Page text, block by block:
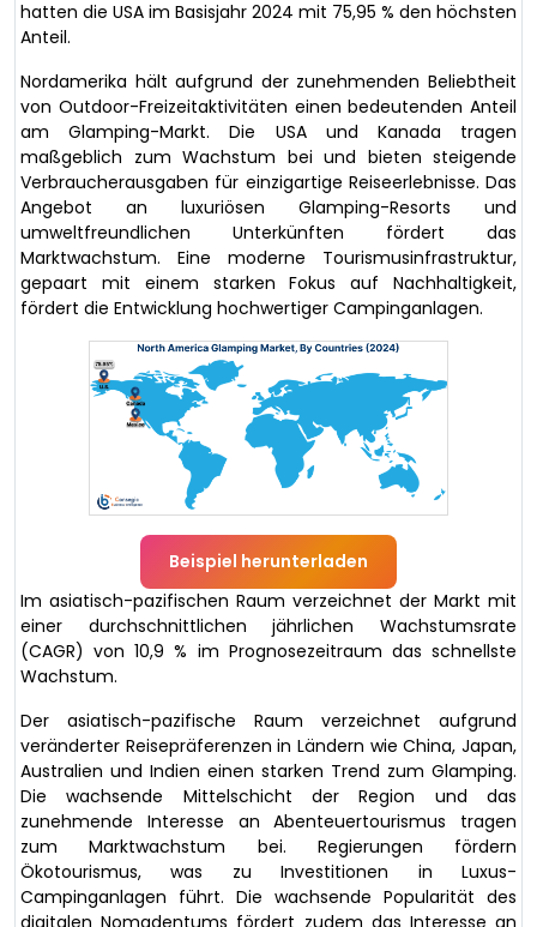
hatten die USA im Basisjahr 2024 mit 75,95 % den höchsten
Anteil.
Nordamerika hält aufgrund der zunehmenden Beliebtheit
von Outdoor-Freizeitaktivitäten einen bedeutenden Anteil
am Glamping-Markt. Die USA und Kanada tragen
maßgeblich zum Wachstum bei und bieten steigende
Verbraucherausgaben für einzigartige Reiseerlebnisse. Das
Angebot an luxuriösen Glamping-Resorts und
umweltfreundlichen Unterkünften fördert das
Marktwachstum. Eine moderne Tourismusinfrastruktur,
gepaart mit einem starken Fokus auf Nachhaltigkeit,
fördert die Entwicklung hochwertiger Campinganlagen.
Beispiel herunterladen
Im asiatisch-pazifischen Raum verzeichnet der Markt mit
einer durchschnittlichen jährlichen Wachstumsrate
(CAGR) von 10,9 % im Prognosezeitraum das schnellste
Wachstum.
Der asiatisch-pazifische Raum verzeichnet aufgrund
veränderter Reisepräferenzen in Ländern wie China, Japan,
Australien und Indien einen starken Trend zum Glamping.
Die wachsende Mittelschicht der Region und das
zunehmende Interesse an Abenteuertourismus tragen
zum Marktwachstum bei. Regierungen fördern
Ökotourismus, was zu Investitionen in Luxus-
Campinganlagen führt. Die wachsende Popularität des
digitalen Nomadentums fördert zudem das Interesse an